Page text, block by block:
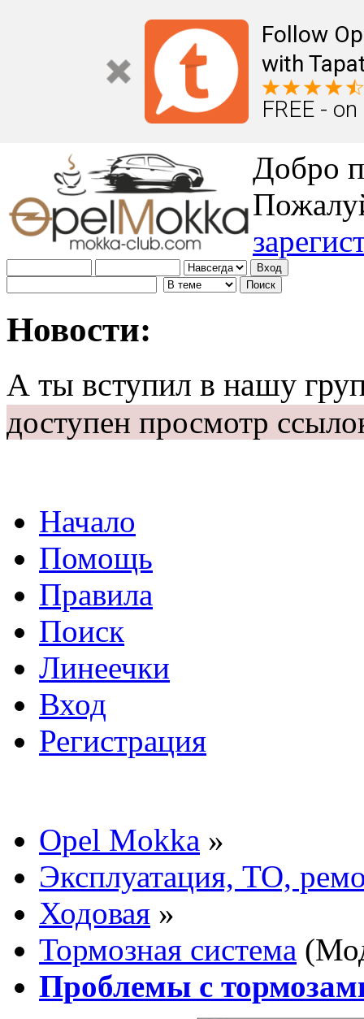
Follow
with
FREE -
Добро
Новости:
А ты вступил в нашу
доступен просмотр
Начало
Помощь
Правила
Поиск
Линеечки
Вход
Регистрация
Opel Mokka »
Эксплуатация, ТО,
Ходовая »
Тормозная система
Проблемы с